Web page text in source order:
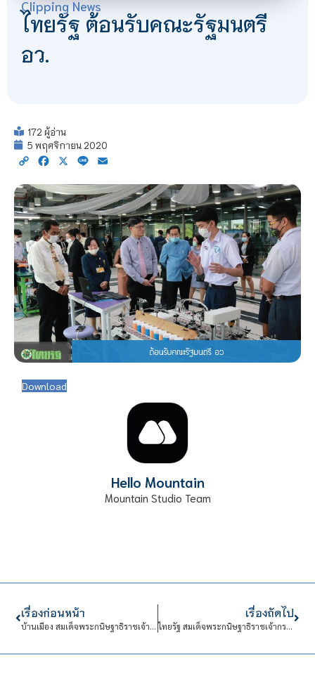
Clipping News
ไทยรัฐ ต้อนรับคณะรัฐมนตรี
อว.
172 ผู้อ่าน
5 พฤศจิกายน 2020
Copy Facebook
X Line
Download
Hello Mountain
Mountain Studio Team
เรื่องก่อนหน้า
บ้านเมือง สมเด็จพระกนิษฐาธิราชเจ้า กรมสมเด็จพระเทพรัตนราชสุดาฯ เสด็จพระราชดำเนินศูนย์เรียนรู้เกษตรนวัต
เรื่องถัดไป
ไทยรัฐ สมเด็จพระกนิษฐาธิราชเจ้ากรม กรมสมเด็จพระเทพรัตนราชสุดาฯ เสด็จพระราชดำเนินศูนย์เรียนรู้เกษตรนวัต